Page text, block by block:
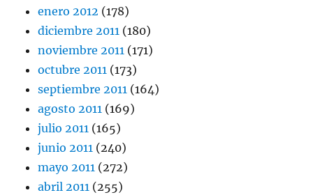
enero 2012 (178)
diciembre 2011 (180)
noviembre 2011 (171)
octubre 2011 (173)
septiembre 2011 (164)
agosto 2011 (169)
julio 2011 (165)
junio 2011 (240)
mayo 2011 (272)
abril 2011 (255)